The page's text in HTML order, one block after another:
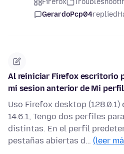
Firefox
GerardoPcp04replied
Al reiniciar Firefox escritorio
mi sesion anterior de Mi
Uso Firefox desktop (128.0.1)
14.6.1, Tengo dos perfiles
distintas. En el perfil
pestañas abiertas d… (leer